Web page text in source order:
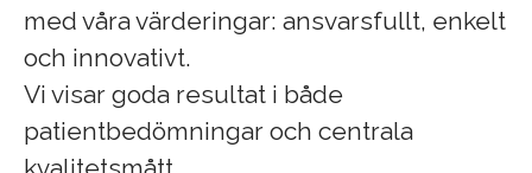
med våra värderingar: ansvarsfullt, enkelt
och innovativt.
Vi visar goda resultat i både
patientbedömningar och centrala